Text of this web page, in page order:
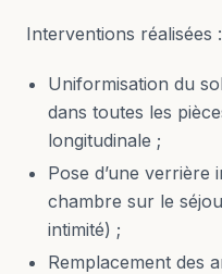
Interventions réalisées :
Uniformisation du
dans toutes les
longitudinale ;
Pose d’une
chambre sur le
intimité) ;
Remplacement des